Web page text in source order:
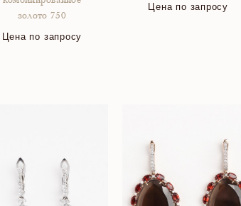
золото 750
Цена по запросу
Цена по запросу